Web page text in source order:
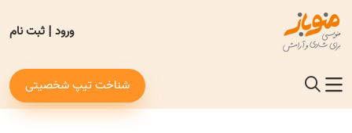
ورود| ثبت نام
شناخت تیپ شخصیتی